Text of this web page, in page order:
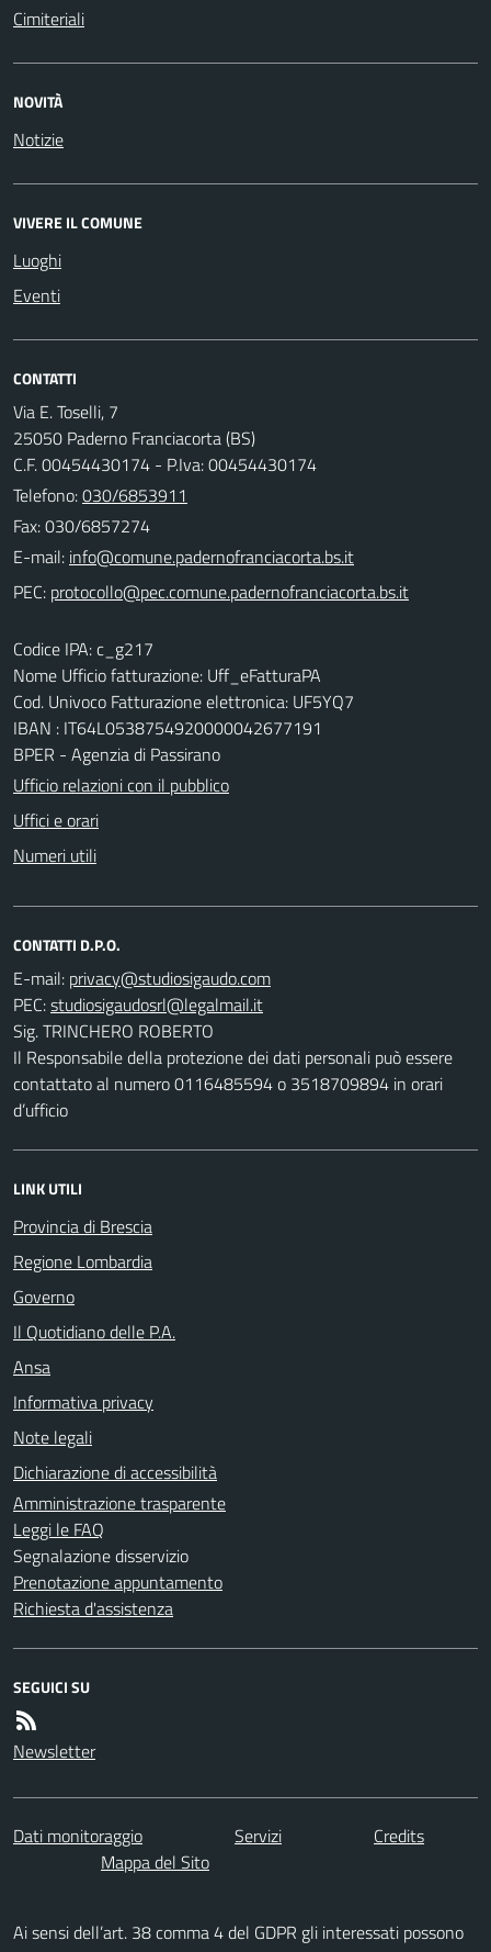
Cimiteriali
NOVITÀ
Notizie
VIVERE IL COMUNE
Luoghi
Eventi
CONTATTI
Via E. Toselli, 7
25050 Paderno Franciacorta (BS)
C.F. 00454430174 - P.Iva: 00454430174
Telefono:030/6853911
Fax: 030/6857274
E-mail:
PEC:
Codice IPA: c_g217
Nome Ufficio fatturazione: Uff_eFatturaPA
Cod. Univoco Fatturazione elettronica: UF5YQ7
IBAN : IT64L0538754920000042677191
BPER - Agenzia di Passirano
Ufficio relazioni con il pubblico
Uffici e orari
Numeri utili
CONTATTI D.P.O.
E-mail:
PEC:
Sig. TRINCHERO ROBERTO
Il Responsabile della protezione dei dati personali può essere
contattato al numero 0116485594 o 3518709894 in orari
d’ufficio
LINK UTILI
Provincia di Brescia
Regione Lombardia
Governo
Il Quotidiano delle P.A.
Ansa
Informativa privacy
Note legali
Dichiarazione di accessibilità
Amministrazione trasparente
Leggi le FAQ
Segnalazione disservizio
Prenotazione appuntamento
Richiesta d'assistenza
SEGUICI SU
Newsletter
Dati monitoraggio Servizi
Credits
Mappa del Sito
Ai sensi dell’art. 38 comma 4 del GDPR gli interessati possono